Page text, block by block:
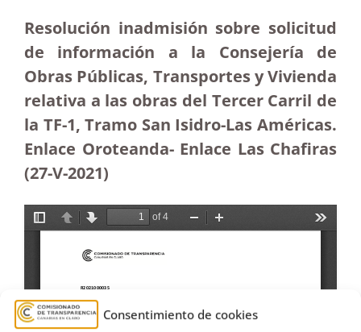
Consentimiento de cookies
Resolución inadmisión sobre solicitud
de información a la Consejería de
Obras Públicas, Transportes y Vivienda
relativa a las obras del Tercer Carril de
la TF-1, Tramo San Isidro-Las Américas.
Enlace Oroteanda- Enlace Las Chafiras
(27-V-2021)